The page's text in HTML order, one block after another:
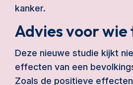
kanker.
Advies voor
Deze nieuwe studie kijkt
effecten van een
Zoals de positieve